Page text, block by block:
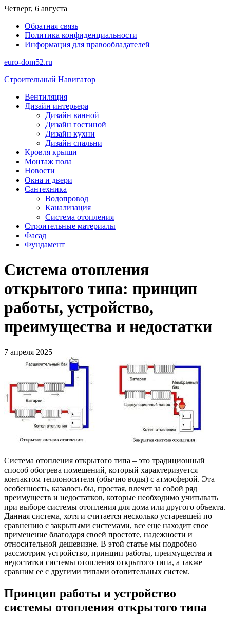
Перейти
содержимому
Четверг, 6 августа
Обратная связь
Политика конфиденциальности
Информация для правообладателей
euro-dom52.ru
Строительный Навигатор
Вентиляция
Дизайн интерьера
Дизайн ванной
Дизайн гостиной
Дизайн кухни
Дизайн спальни
Кровля крыши
Монтаж пола
Новости
Окна и двери
Сантехника
Водопровод
Канализация
Система отопления
Строительные материалы
Фасад
Фундамент
Система отопления
открытого типа: принцип
работы, устройство,
преимущества и недостатки
7 апреля 2025
Система отопления открытого типа – это традиционный
способ обогрева помещений, который характеризуется
контактом теплоносителя (обычно воды) с атмосферой. Эта
особенность, казалось бы, простая, влечет за собой ряд
преимуществ и недостатков, которые необходимо учитывать
при выборе системы отопления для дома или другого объекта.
Данная система, хотя и считается несколько устаревшей по
сравнению с закрытыми системами, все еще находит свое
применение благодаря своей простоте, надежности и
относительной дешевизне. В этой статье мы подробно
рассмотрим устройство, принцип работы, преимущества и
недостатки системы отопления открытого типа, а также
сравним ее с другими типами отопительных систем.
Принцип работы и устройство
системы отопления открытого типа